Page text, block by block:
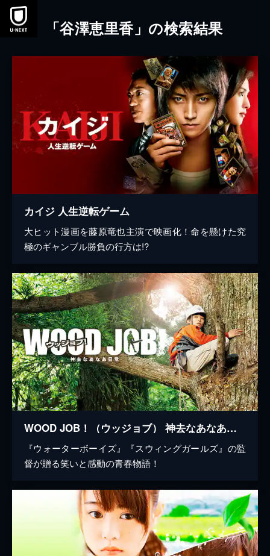
本文へスキップ
「谷澤恵里香」の検索結果
カイジ 人生逆転ゲーム
大ヒット漫画を藤原竜也主演で映画化！命を懸けた究
極のギャンブル勝負の行方は!?
WOOD JOB！（ウッジョブ） 神去なあなあ日常
『ウォーターボーイズ』『スウィングガールズ』の監
督が贈る笑いと感動の青春物語！